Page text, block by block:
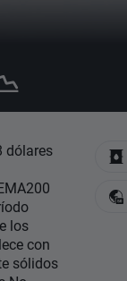
dólares
los
con
sólidos